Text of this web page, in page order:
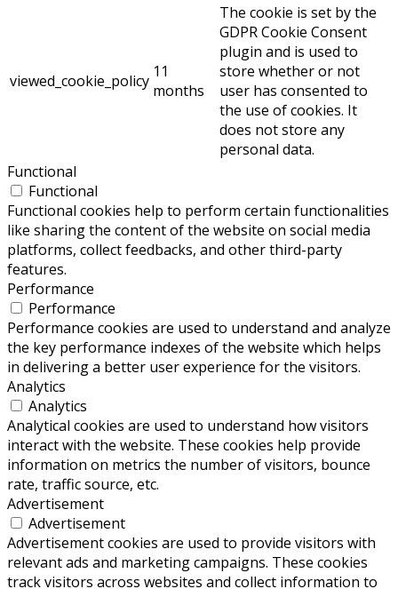
viewed_cookie_policy 11
months
The cookie is set by the
GDPR Cookie Consent
plugin and is used to
store whether or not
user has consented to
the use of cookies. It
does not store any
personal data.
Functional
Functional
Functional cookies help to perform certain functionalities
like sharing the content of the website on social media
platforms, collect feedbacks, and other third-party
features.
Performance
Performance
Performance cookies are used to understand and analyze
the key performance indexes of the website which helps
in delivering a better user experience for the visitors.
Analytics
Analytics
Analytical cookies are used to understand how visitors
interact with the website. These cookies help provide
information on metrics the number of visitors, bounce
rate, traffic source, etc.
Advertisement
Advertisement
Advertisement cookies are used to provide visitors with
relevant ads and marketing campaigns. These cookies
track visitors across websites and collect information to